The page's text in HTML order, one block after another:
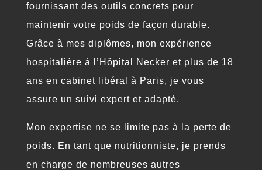
fournissant des outils concrets pour
maintenir votre poids de façon durable.
Grâce à mes diplômes, mon expérience
hospitalière à l’Hôpital Necker et plus de 18
ans en cabinet libéral à Paris, je vous
assure un suivi expert et adapté.
Mon expertise ne se limite pas à la perte de
poids. En tant que nutritionniste, je prends
en charge de nombreuses autres